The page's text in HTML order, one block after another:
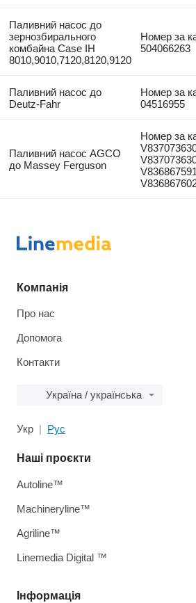
Паливний насос до
зернозбирального
комбайна Case IH
8010,9010,7120,8120,9120
Номер за
504066263
Паливний насос до
Deutz-Fahr
Номер за
04516955
Паливний насос AGCO
до Massey Ferguson
Номер за
Компанія
Про нас
Допомога
Контакти
Україна / українська
Укр Рус
Інформація
Наші проєкти
Autoline™
Machineryline™
Agriline™
Linemedia Digital ™